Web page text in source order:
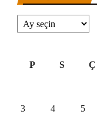
Arşivler
P
S Ç
3 4 5